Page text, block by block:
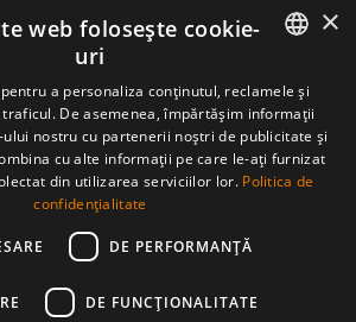
noi
ROMANIAN
×
web folosește cookie-
uri
a personaliza conținutul, reclamele și
De asemenea, împărtășim informații
nostru cu partenerii noștri de publicitate și
cu alte informații pe care le-ați furnizat
din utilizarea serviciilor lor. Politica de
confidențialitate
DE PERFORMANȚĂ
DE FUNCŢIONALITATE